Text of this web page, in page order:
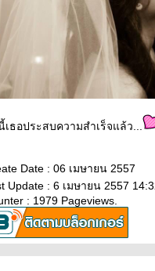
เธอประสบความสำเร็จแล้ว...
Date : 06 เมษายน 2557
Update : 6 เมษายน 2557
: 1979 Pageviews.